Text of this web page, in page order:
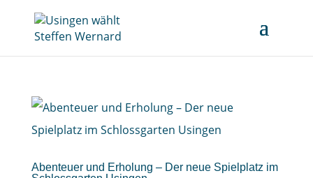
Abenteuer und Erholung – Der neue Spielplatz im